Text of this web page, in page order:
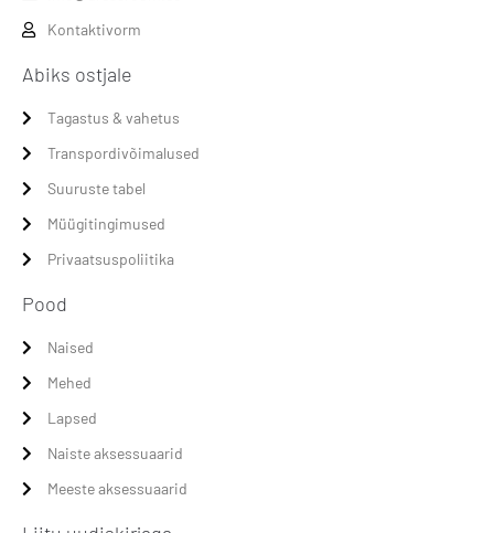
Kontaktivorm
Abiks ostjale
Tagastus & vahetus
Transpordivõimalused
Suuruste tabel
Müügitingimused
Privaatsuspoliitika
Pood
Naised
Mehed
Lapsed
Naiste aksessuaarid
Meeste aksessuaarid